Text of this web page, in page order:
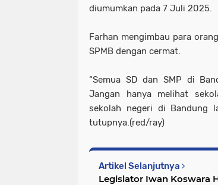
diumumkan pada 7 Juli 2025.
Farhan mengimbau para
SPMB dengan cermat.
“Semua SD dan SMP di
Jangan hanya melihat
sekolah negeri di Bandung
tutupnya.(red/ray)
Artikel Selanjutnya
Legislator Iwan Koswara